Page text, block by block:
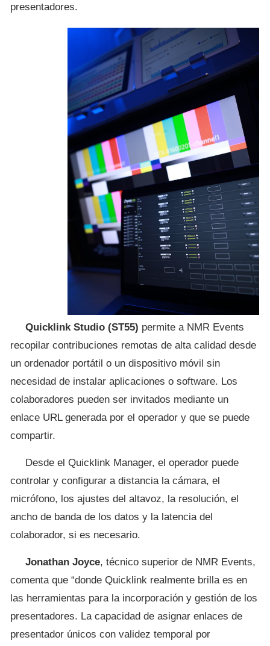
presentadores.
Quicklink Studio (ST55) permite a NMR Events
recopilar contribuciones remotas de alta calidad desde
un ordenador portátil o un dispositivo móvil sin
necesidad de instalar aplicaciones o software. Los
colaboradores pueden ser invitados mediante un
enlace URL generada por el operador y que se puede
compartir.
Desde el Quicklink Manager, el operador puede
controlar y configurar a distancia la cámara, el
micrófono, los ajustes del altavoz, la resolución, el
ancho de banda de los datos y la latencia del
colaborador, si es necesario.
Jonathan Joyce, técnico superior de NMR Events,
comenta que “donde Quicklink realmente brilla es en
las herramientas para la incorporación y gestión de los
presentadores. La capacidad de asignar enlaces de
presentador únicos con validez temporal por